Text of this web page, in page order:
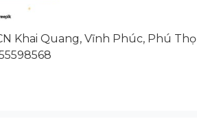
Khai Quang, Vĩnh Phúc, Phú Thọ